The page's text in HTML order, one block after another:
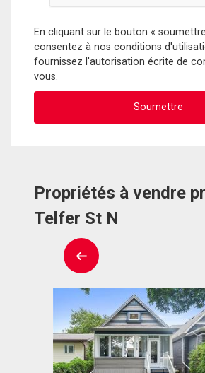
En cliquant sur le bouton «
consentez à nos conditions
fournissez l'autorisation écrite de
vous.
Propriétés à vendre
Telfer St N